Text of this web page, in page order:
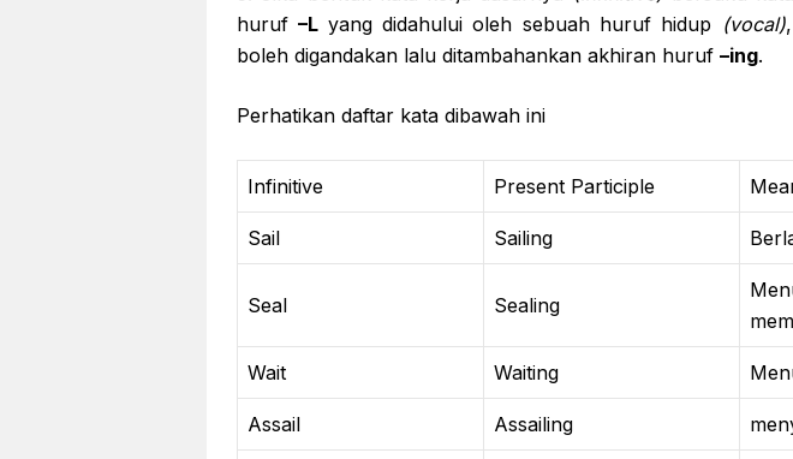
huruf–L yang didahului oleh sebuah huruf hidup (vocal)
boleh digandakan lalu ditambahankan akhiran huruf –ing.
Perhatikan daftar kata dibawah ini
Infinitive Present Participle
Sail Sailing
Seal Sealing
Wait Waiting
Assail Assailing